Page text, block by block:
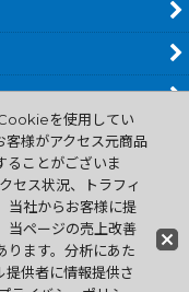
販売 ニンテンドウ64・
を使用してい
客様がアクセス元商品
ることがございま
セス状況、トラフィ
当社からお客様に提
当ページの売上改善
ります。分析にあた
提供者に情報提供さ